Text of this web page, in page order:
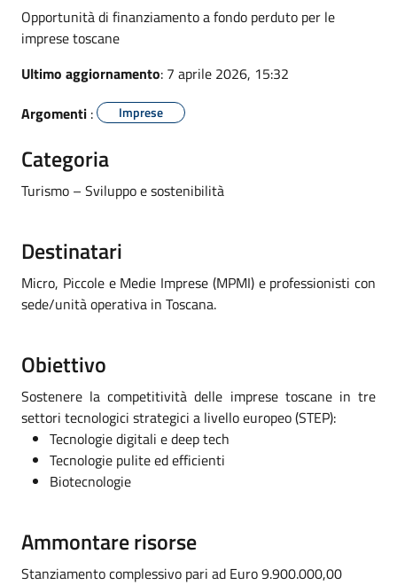
Opportunità di finanziamento a fondo perduto per le
imprese toscane
Ultimo aggiornamento: 7 aprile 2026, 15:32
Argomenti : Imprese
Categoria
Turismo – Sviluppo e sostenibilità
Destinatari
Micro, Piccole e Medie Imprese (MPMI) e professionisti con
sede/unità operativa in Toscana.
Obiettivo
Sostenere la competitività delle imprese toscane in tre
settori tecnologici strategici a livello europeo (STEP):
Tecnologie digitali e deep tech
Tecnologie pulite ed efficienti
Biotecnologie
Ammontare risorse
Stanziamento complessivo pari ad Euro 9.900.000,00